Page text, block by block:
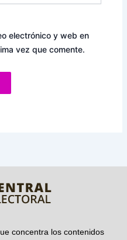
electrónico y web en
vez que comente.
concentra los contenidos